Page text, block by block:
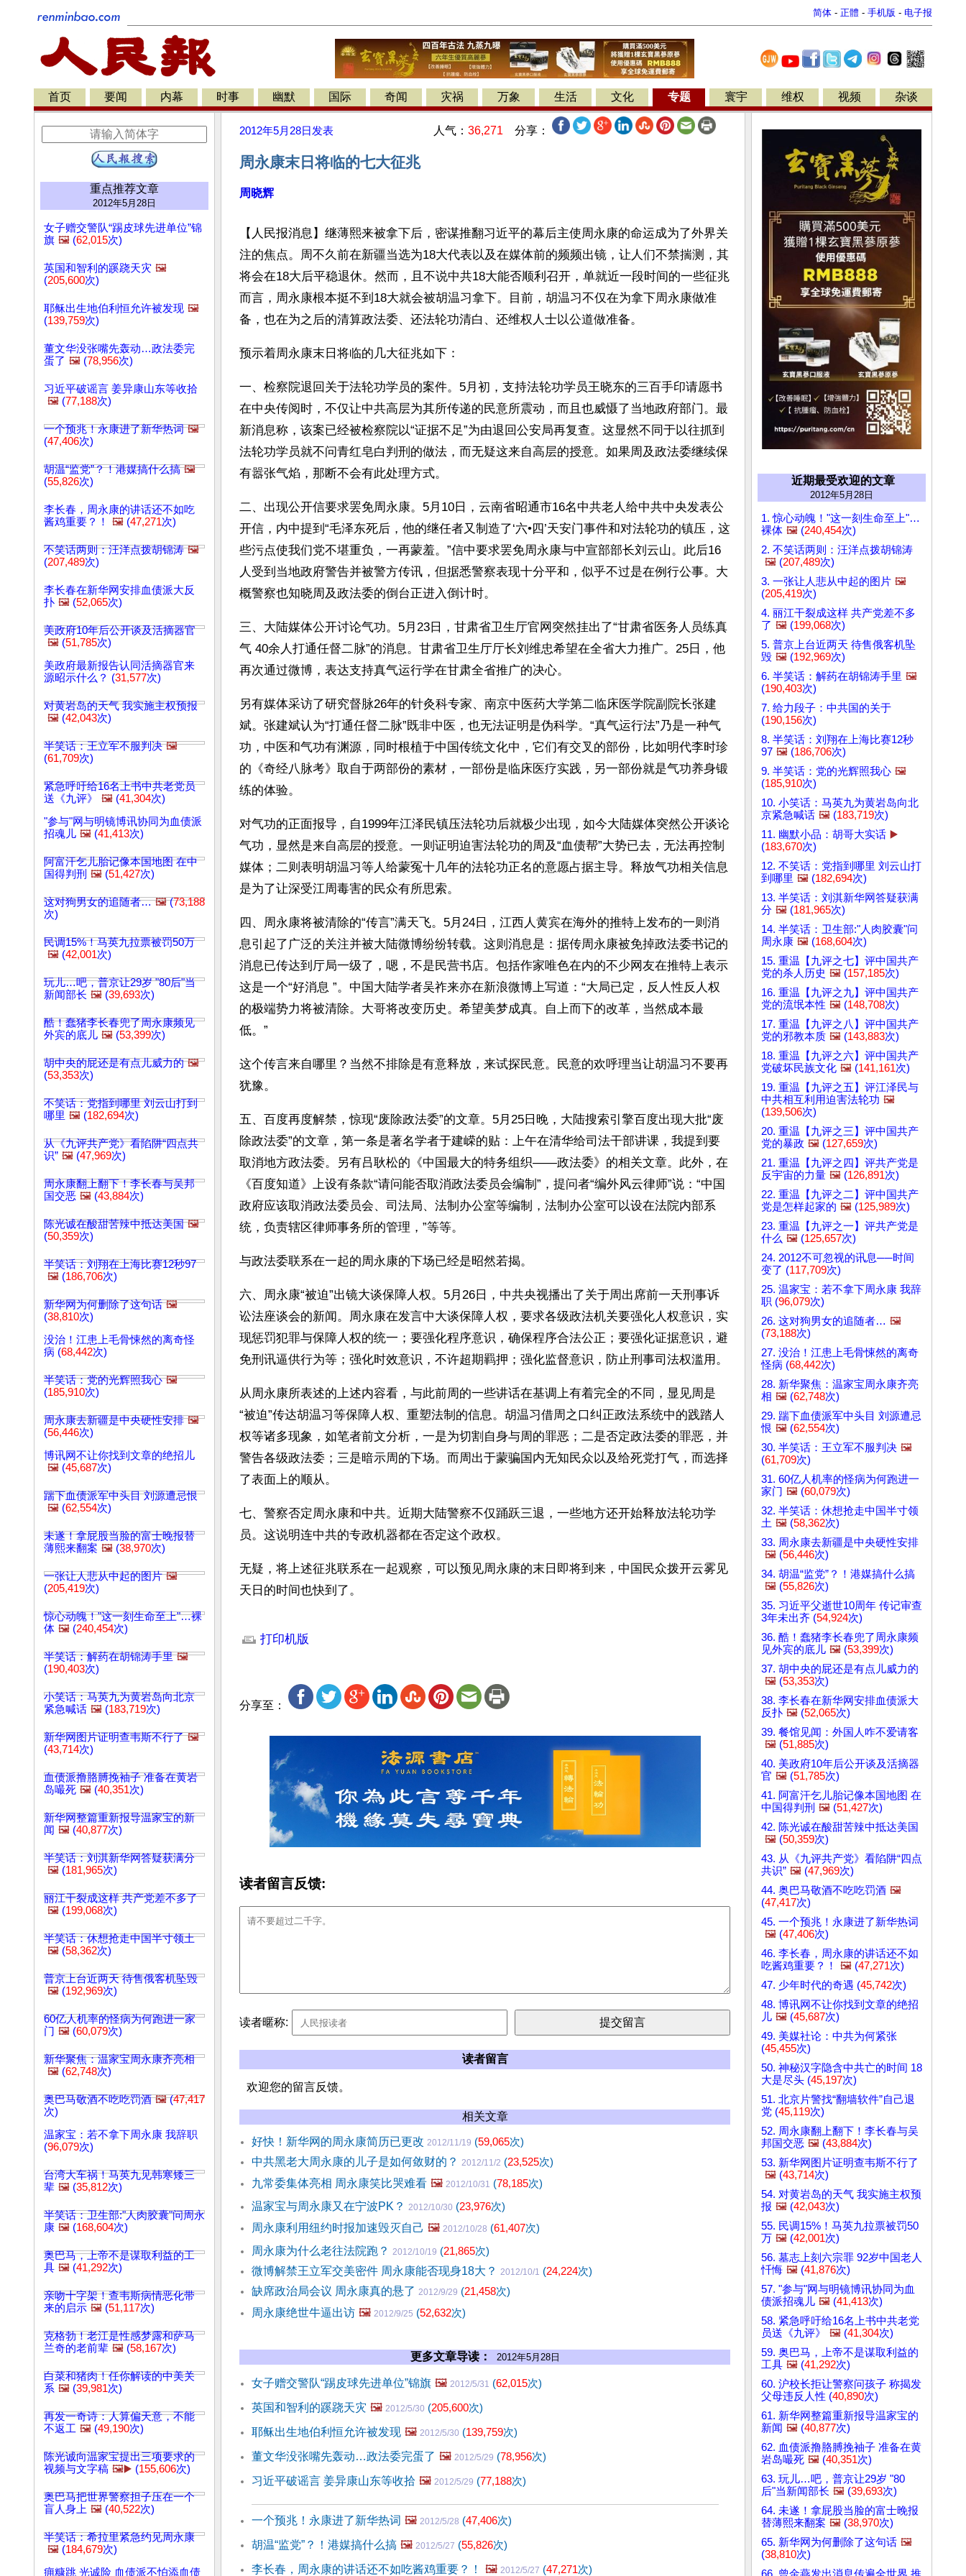
简体 - 正體 - 手机版 - 电子报
首页 要闻 内幕 时事 幽默 国际 奇闻 灾祸 万象 生活 文化 专题 寰宇 维权 视频 杂谈
重点推荐文章
2012年5月28日
女子赠交警队“踢皮球先进单位”锦
旗 🖼️ (62,015次)
英国和智利的蹊跷天灾 🖼️
(205,600次)
耶稣出生地伯利恒允许被发现 🖼️
(139,759次)
董文华没张嘴先轰动…政法委完
蛋了 🖼️ (78,956次)
习近平破谣言 姜异康山东等收拾
🖼️ (77,188次)
一个预兆！永康进了新华热词 🖼️
(47,406次)
胡温“监党”？！港媒搞什么搞 🖼️
(55,826次)
李长春，周永康的讲话还不如吃
酱鸡重要？！
🖼️ (47,271次)
不笑话两则：汪洋点拨胡锦涛 🖼️
(207,489次)
李长春在新华网安排血债派大反
扑 🖼️ (52,065次)
美政府10年后公开谈及活摘器官
🖼️ (51,785次)
美政府最新报告认同活摘器官来
源昭示什么？ (31,577次)
对黄岩岛的天气 我实施主权预报
🖼️ (42,043次)
半笑话：王立军不服判决 🖼️
(61,709次)
紧急呼吁给16名上书中共老党员
送《九评》
🖼️ (41,304次)
"参与"网与明镜博讯协同为血债派
招魂儿 🖼️ (41,413次)
阿富汗乞儿胎记像本国地图 在中
国得判刑 🖼️ (51,427次)
这对狗男女的追随者… 🖼️(73,188
次)
民调15%！马英九拉票被罚50万
🖼️ (42,001次)
玩儿…吧，普京让29岁 "80后"当
新闻部长 🖼️ (39,693次)
酷！蠢猪李长春兜了周永康频见
外宾的底儿 🖼️ (53,399次)
胡中央的屁还是有点儿威力的 🖼️
(53,353次)
不笑话：党指到哪里 刘云山打到
哪里 🖼️ (182,694次)
从《九评共产党》看陷阱“四点共
识” 🖼️ (47,969次)
周永康翻上翻下！李长春与吴邦
国交恶 🖼️ (43,884次)
陈光诚在酸甜苦辣中抵达美国 🖼️
(50,359次)
半笑话：刘翔在上海比赛12秒97
🖼️ (186,706次)
新华网为何删除了这句话 🖼️
(38,810次)
没治！江患上毛骨悚然的离奇怪
病 (68,442次)
半笑话：党的光辉照我心 🖼️
(185,910次)
周永康去新疆是中央硬性安排 🖼️
(56,446次)
博讯网不让你找到文章的绝招儿
🖼️ (45,687次)
踹下血债派军中头目 刘源遭忌恨
🖼️ (62,554次)
未遂！拿屁股当脸的富士晚报替
薄熙来翻案 🖼️ (38,970次)
一张让人悲从中起的图片 🖼️
(205,419次)
惊心动魄！"这一刻生命至上"…裸
体 🖼️ (240,454次)
半笑话：解药在胡锦涛手里 🖼️
(190,403次)
小笑话：马英九为黄岩岛向北京
紧急喊话 🖼️ (183,719次)
新华网图片证明查韦斯不行了 🖼️
(43,714次)
血债派撸胳膊挽袖子 准备在黄岩
岛嘬死 🖼️ (40,351次)
新华网整篇重新报导温家宝的新
闻 🖼️ (40,877次)
半笑话：刘淇新华网答疑获满分
🖼️ (181,965次)
丽江干裂成这样 共产党差不多了
🖼️ (199,068次)
半笑话：休想抢走中国半寸领土
🖼️ (58,362次)
普京上台近两天 待售俄客机坠毁
🖼️ (192,969次)
60亿人机率的怪病为何跑进一家
门 🖼️ (60,079次)
新华聚焦：温家宝周永康齐亮相
🖼️ (62,748次)
奥巴马敬酒不吃吃罚酒 🖼️(47,417
次)
温家宝：若不拿下周永康 我辞职
(96,079次)
台湾大车祸！马英九见韩寒矮三
辈 🖼️ (35,812次)
半笑话：卫生部:"人肉胶囊"问周永
康 🖼️ (168,604次)
奥巴马，上帝不是谋取利益的工
具 🖼️ (41,292次)
亲吻十字架！查韦斯病情恶化带
来的启示 🖼️ (51,117次)
克格勃！老江是性感梦露和萨马
兰奇的老前辈 🖼️ (58,167次)
白菜和猪肉！任你解读的中美关
系 🖼️ (39,981次)
再发一奇诗：人算偏天意，不能
不返工 🖼️ (49,190次)
陈光诚向温家宝提出三项要求的
视频与文字稿 🖼️▶️ (155,606次)
奥巴马把世界警察担子压在一个
盲人身上 🖼️ (40,522次)
半笑话：希拉里紧急约见周永康
🖼️ (184,679次)
痈糠跳 光诚险 血债派不怕添血债
2012年5月28日 发表 人气： 36,271 分享：
周永康末日将临的七大征兆
周晓辉
【人民报消息】继薄熙来被拿下后，密谋推翻习近平的幕后主使周永康的命运成为了外界关
注的焦点。周不久前在新疆当选为18大代表以及在媒体前的频频出镜，让人们不禁揣测，其
将会在18大后平稳退休。然而，且不说中共18大能否顺利召开，单就近一段时间的一些征兆
而言，周永康根本挺不到18大就会被胡温习拿下。目前，胡温习不仅在为拿下周永康做准
备，也在为之后的清算政法委、还法轮功清白、还维权人士以公道做准备。
预示着周永康末日将临的几大征兆如下：
一、检察院退回关于法轮功学员的案件。5月初，支持法轮功学员王晓东的三百手印请愿书
在中央传阅时，不仅让中共高层为其所传递的民意所震动，而且也威慑了当地政府部门。最
新消息称，该案已经被检察院以“证据不足”为由退回公安局再复查。这显然不同于以往抓到
法轮功学员就不问青红皂白判刑的做法，而无疑这来自高层的授意。如果周及政法委继续保
有嚣张气焰，那断不会有此处理方式。
二、出现公开信要求罢免周永康。5月10日，云南省昭通市16名中共老人给中共中央发表公
开信，内中提到“毛泽东死后，他的继任者又制造了‘六•四’天安门事件和对法轮功的镇压，这
些污点使我们党不堪重负，一再蒙羞。”信中要求罢免周永康与中宣部部长刘云山。此后16
人受到当地政府警告并被警方传讯，但据悉警察表现十分平和，似乎不过是在例行公事。大
概警察也知晓周及政法委的倒台正进入倒计时。
三、大陆媒体公开讨论气功。5月23日，甘肃省卫生厅官网突然挂出了“甘肃省医务人员练真
气 40余人打通任督二脉”的消息。甘肃省卫生厅厅长刘维忠希望在全省大力推广。25日，他
再次通过微博，表达支持真气运行学在甘肃全省推广的决心。
另有媒体采访了研究督脉26年的针灸科专家、南京中医药大学第二临床医学院副院长张建
斌。张建斌认为“打通任督二脉”既非中医，也无法证明是伪科学。“真气运行法”乃是一种气
功，中医和气功有渊源，同时根植于中国传统文化中，它们有交叉的部份，比如明代李时珍
的《奇经八脉考》取自于两部份的素材，一部份是临床医疗实践，另一部份就是气功养身锻
练的体验。
对气功的正面报导，自1999年江泽民镇压法轮功后就极少出现，如今大陆媒体突然公开谈论
气功，显然是来自高层的授意。一则证明迫害法轮功的周及“血债帮”大势已去，无法再控制
媒体；二则表明胡温习等人给蒙冤十几年的法轮功正名的意愿占据主导。释放气功相关信息
是为了让深受江周毒害的民众有所思索。
四、周永康将被清除的“传言”满天飞。5月24日，江西人黄宾在海外的推特上发布的一则消
息引起了广泛的关注并被大陆微博纷纷转载。这则消息是：据传周永康被免掉政法委书记的
消息已传达到厅局一级了，嗯，不是民营书店。包括作家唯色在内的不少网友在推特上表示
这是一个“好消息 ”。中国大陆学者吴祚来亦在新浪微博上写道：“大局已定，反人性反人权
的极端势力将被清除。大哥将改变历史。希望美梦成真。自上而下的改革，当然成本最
低。”
这个传言来自哪里？当然不排除是有意释放，来试探民意。民意的欢呼理当让胡温习不要再
犹豫。
五、百度再度解禁，惊现“废除政法委”的文章。5月25日晚，大陆搜索引擎百度出现大批“废
除政法委”的文章，第一条是著名学者于建嵘的贴：上午在清华给司法干部讲课，我提到要
取消地方政法委。另有吕耿松的《中国最大的特务组织——政法委》的相关文章。此外，在
《百度知道》上设有条款“请问能否取消政法委员会编制”，提问者“编外风云律师”说：“中国
政府应该取消政法委员会、司法局、法制办公室等编制，法制办公室可以设在法院内部系
统，负责辖区律师事务所的管理，”等等。
与政法委联系在一起的周永康的下场已经是昭然若揭。
六、周永康“被迫”出镜大谈保障人权。5月26日，中共央视播出了关于周出席前一天刑事诉
讼法座谈会的新闻。周永康在发言中大谈保障人权，要求各级政法机关要强化人权意识，实
现惩罚犯罪与保障人权的统一；要强化程序意识，确保程序合法公正；要强化证据意识，避
免刑讯逼供行为等；强化时效意识，不许超期羁押；强化监督意识，防止刑事司法权滥用。
从周永康所表述的上述内容看，与此前周的一些讲话在基调上有着完全的不同，显见周是
“被迫”传达胡温习等保障人权、重塑法制的信息。胡温习借周之口纠正政法系统中的践踏人
权等诸多现象，如笔者前文分析，一是为切割自身与周的罪恶；二是否定政法委的罪恶，并
警告各级政法委；三是暗示周的下场。而周出于蒙骗国内无知民众以及给死党打气，而选择
了表面上的顺从。
七、警察否定周永康和中共。近期大陆警察不仅踊跃三退，一些地方还开始释放法轮功学
员。这说明连中共的专政机器都在否定这个政权。
无疑，将上述征兆联系在一起观察，可以预见周永康的末日即将到来，中国民众拨开云雾见
天日的时间也快到了。
打印机版
分享至：
读者留言反馈:
读者暱称:
读者留言
欢迎您的留言反馈。
相关文章
好快！新华网的周永康简历已更改 2012/11/19 (59,065次)
中共黑老大周永康的儿子是如何敛财的？ 2012/11/2 (23,525次)
九常委集体亮相 周永康笑比哭难看 🖼️ 2012/10/31 (78,185次)
温家宝与周永康又在宁波PK？ 2012/10/30 (23,976次)
周永康利用纽约时报加速毁灭自己 🖼️ 2012/10/28 (61,407次)
周永康为什么老往法院跑？ 2012/10/19 (21,865次)
微博解禁王立军交美密件 周永康能否现身18大？ 2012/10/1 (24,224次)
缺席政治局会议 周永康真的悬了 2012/9/29 (21,458次)
周永康绝世牛逼出访 🖼️ 2012/9/25 (52,632次)
更多文章导读： 2012年5月28日
女子赠交警队“踢皮球先进单位”锦旗 🖼️ 2012/5/31 (62,015次)
英国和智利的蹊跷天灾 🖼️ 2012/5/30 (205,600次)
耶稣出生地伯利恒允许被发现 🖼️ 2012/5/30 (139,759次)
董文华没张嘴先轰动…政法委完蛋了 🖼️ 2012/5/29 (78,956次)
习近平破谣言 姜异康山东等收拾 🖼️ 2012/5/29 (77,188次)
一个预兆！永康进了新华热词 🖼️ 2012/5/28 (47,406次)
胡温“监党”？！港媒搞什么搞 🖼️ 2012/5/27 (55,826次)
李长春，周永康的讲话还不如吃酱鸡重要？！
🖼️ 2012/5/27 (47,271次)
近期最受欢迎的文章
2012年5月28日
1. 惊心动魄！"这一刻生命至上"…
裸体 🖼️ (240,454次)
2. 不笑话两则：汪洋点拨胡锦涛
🖼️ (207,489次)
3. 一张让人悲从中起的图片 🖼️
(205,419次)
4. 丽江干裂成这样 共产党差不多
了 🖼️ (199,068次)
5. 普京上台近两天 待售俄客机坠
毁 🖼️ (192,969次)
6. 半笑话：解药在胡锦涛手里 🖼️
(190,403次)
7. 给力段子：中共国的关于
(190,156次)
8. 半笑话：刘翔在上海比赛12秒
97 🖼️ (186,706次)
9. 半笑话：党的光辉照我心 🖼️
(185,910次)
10. 小笑话：马英九为黄岩岛向北
京紧急喊话 🖼️ (183,719次)
11. 幽默小品：胡哥大实话 ▶️
(183,670次)
12. 不笑话：党指到哪里 刘云山打
到哪里 🖼️ (182,694次)
13. 半笑话：刘淇新华网答疑获满
分 🖼️ (181,965次)
14. 半笑话：卫生部:"人肉胶囊"问
周永康 🖼️ (168,604次)
15. 重温【九评之七】评中国共产
党的杀人历史 🖼️ (157,185次)
16. 重温【九评之九】评中国共产
党的流氓本性 🖼️ (148,708次)
17. 重温【九评之八】评中国共产
党的邪教本质 🖼️ (143,883次)
18. 重温【九评之六】评中国共产
党破坏民族文化 🖼️ (141,161次)
19. 重温【九评之五】评江泽民与
中共相互利用迫害法轮功 🖼️
(139,506次)
20. 重温【九评之三】评中国共产
党的暴政 🖼️ (127,659次)
21. 重温【九评之四】评共产党是
反宇宙的力量 🖼️ (126,891次)
22. 重温【九评之二】评中国共产
党是怎样起家的 🖼️ (125,989次)
23. 重温【九评之一】评共产党是
什么 🖼️ (125,657次)
24. 2012不可忽视的讯息──时间
变了 (117,709次)
25. 温家宝：若不拿下周永康 我辞
职 (96,079次)
26. 这对狗男女的追随者… 🖼️
(73,188次)
27. 没治！江患上毛骨悚然的离奇
怪病 (68,442次)
28. 新华聚焦：温家宝周永康齐亮
相 🖼️ (62,748次)
29. 踹下血债派军中头目 刘源遭忌
恨 🖼️ (62,554次)
30. 半笑话：王立军不服判决 🖼️
(61,709次)
31. 60亿人机率的怪病为何跑进一
家门 🖼️ (60,079次)
32. 半笑话：休想抢走中国半寸领
土 🖼️ (58,362次)
33. 周永康去新疆是中央硬性安排
🖼️ (56,446次)
34. 胡温“监党”？！港媒搞什么搞
🖼️ (55,826次)
35. 习近平父逝世10周年 传记审查
3年未出齐 (54,924次)
36. 酷！蠢猪李长春兜了周永康频
见外宾的底儿 🖼️ (53,399次)
37. 胡中央的屁还是有点儿威力的
🖼️ (53,353次)
38. 李长春在新华网安排血债派大
反扑 🖼️ (52,065次)
39. 餐馆见闻：外国人咋不爱请客
🖼️ (51,885次)
40. 美政府10年后公开谈及活摘器
官 🖼️ (51,785次)
41. 阿富汗乞儿胎记像本国地图 在
中国得判刑 🖼️ (51,427次)
42. 陈光诚在酸甜苦辣中抵达美国
🖼️ (50,359次)
43. 从《九评共产党》看陷阱“四点
共识” 🖼️ (47,969次)
44. 奥巴马敬酒不吃吃罚酒 🖼️
(47,417次)
45. 一个预兆！永康进了新华热词
🖼️ (47,406次)
46. 李长春，周永康的讲话还不如
吃酱鸡重要？！
🖼️ (47,271次)
47. 少年时代的奇遇 (45,742次)
48. 博讯网不让你找到文章的绝招
儿 🖼️ (45,687次)
49. 美媒社论：中共为何紧张
(45,455次)
50. 神秘汉字隐含中共亡的时间 18
大是尽头 (45,197次)
51. 北京片警找“翻墙软件”自己退
党 (45,119次)
52. 周永康翻上翻下！李长春与吴
邦国交恶 🖼️ (43,884次)
53. 新华网图片证明查韦斯不行了
🖼️ (43,714次)
54. 对黄岩岛的天气 我实施主权预
报 🖼️ (42,043次)
55. 民调15%！马英九拉票被罚50
万 🖼️ (42,001次)
56. 墓志上刻六宗罪 92岁中国老人
忏悔 🖼️ (41,876次)
57. "参与"网与明镜博讯协同为血
债派招魂儿 🖼️ (41,413次)
58. 紧急呼吁给16名上书中共老党
员送《九评》
🖼️ (41,304次)
59. 奥巴马，上帝不是谋取利益的
工具 🖼️ (41,292次)
60. 沪校长拒让警察问孩子 称揭发
父母违反人性 (40,890次)
61. 新华网整篇重新报导温家宝的
新闻 🖼️ (40,877次)
62. 血债派撸胳膊挽袖子 准备在黄
岩岛嘬死 🖼️ (40,351次)
63. 玩儿…吧，普京让29岁 "80
后"当新闻部长 🖼️ (39,693次)
64. 未遂！拿屁股当脸的富士晚报
替薄熙来翻案 🖼️ (38,970次)
65. 新华网为何删除了这句话 🖼️
(38,810次)
66. 曾金燕发出消息传遍全世界 推